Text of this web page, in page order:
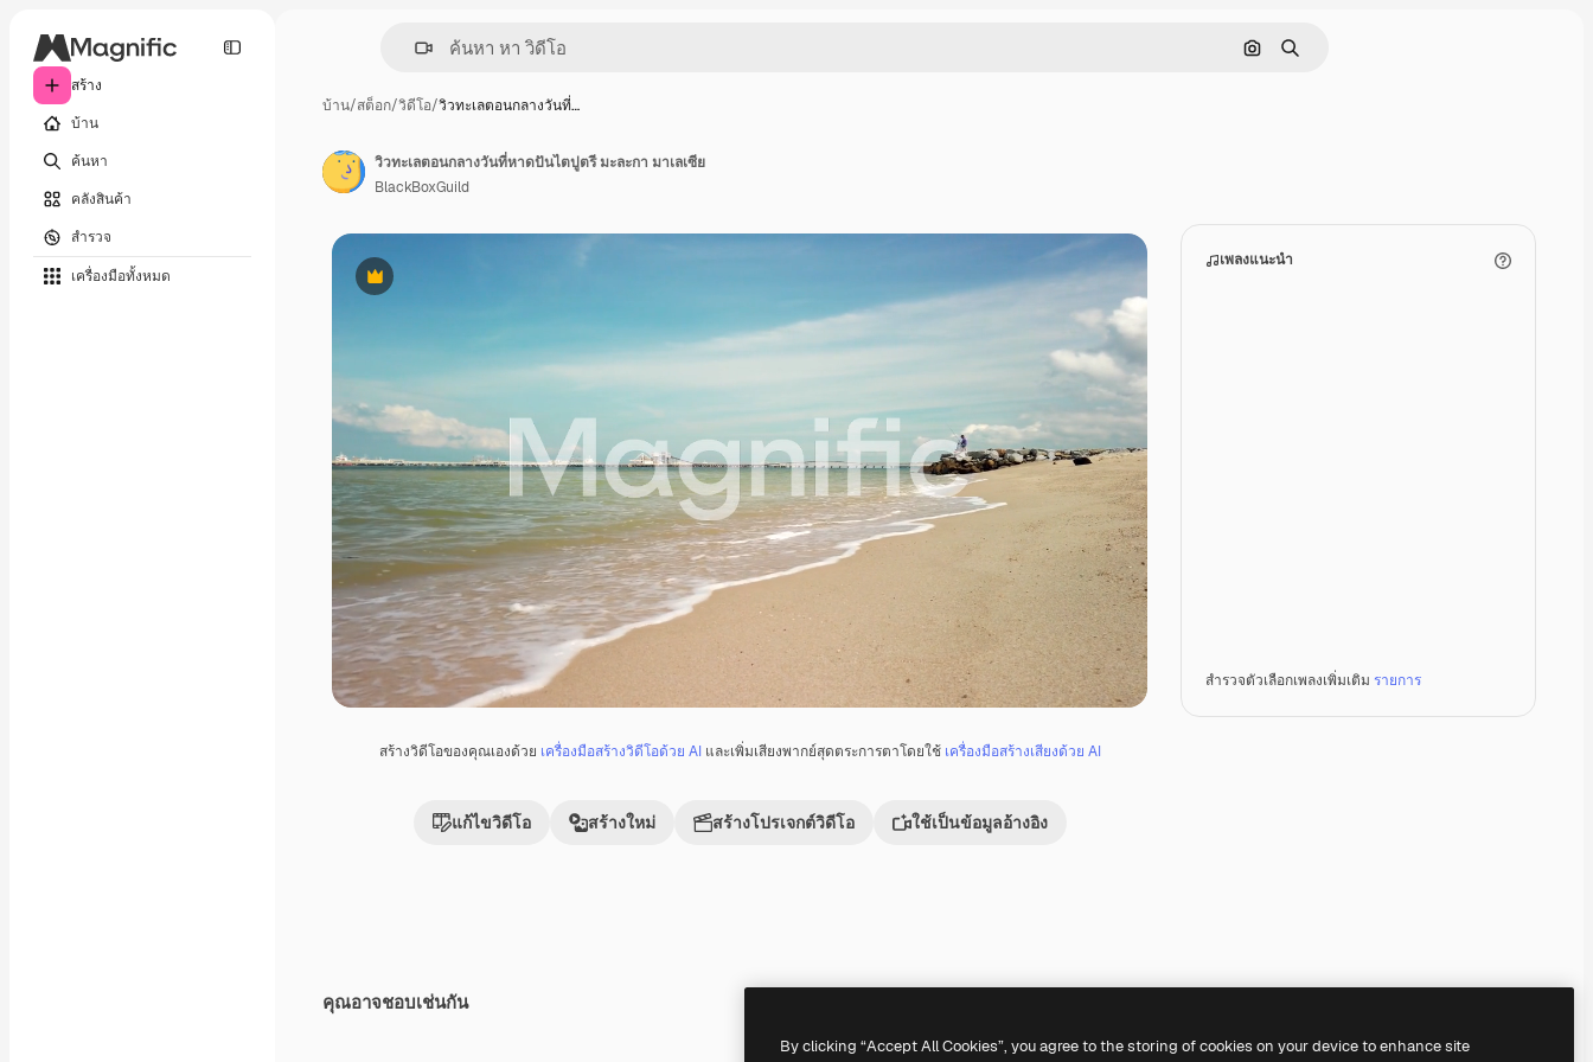
สร้าง
บ้าน
ค้นหา
คลังสินค้า
สำรวจ
เครื่องมือทั้งหมด
ค้นหาตามรูปภาพ
ค้นหา
บ้าน/สต็อก/วิดีโอ/วิวทะเลตอนกลางวันที่…
พรีเมี่ยม
สร้างวิดีโอของคุณเองด้วย เครื่องมือสร้างวิดีโอด้วย AIและเพิ่มเสียงพากย์สุดตระการตาโดยใช้ เครื่องมือสร้างเสียงด้วย AI
แก้ไขวิดีโอ สร้างใหม่ สร้างโปรเจกต์วิดีโอ ใช้เป็นข้อมูลอ้างอิง
เพลงแนะนำ
สำรวจตัวเลือกเพลงเพิ่มเติม รายการ
วิวทะเลตอนกลางวันที่หาดปันไตปูตรี มะละกา มาเลเซีย
BlackBoxGuild
คุณอาจชอบเช่นกัน
By clicking “Accept All Cookies”, you agree to the storing of cookies on your device to enhance site